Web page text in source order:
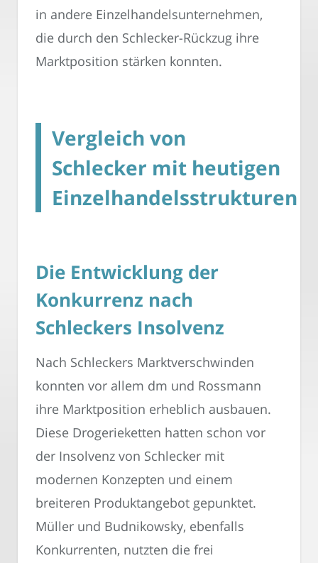
in andere Einzelhandelsunternehmen,
die durch den Schlecker-Rückzug ihre
Marktposition stärken konnten.
Vergleich von
Schlecker mit heutigen
Einzelhandelsstrukturen
Die Entwicklung der
Konkurrenz nach
Schleckers Insolvenz
Nach Schleckers Marktverschwinden
konnten vor allem dm und Rossmann
ihre Marktposition erheblich ausbauen.
Diese Drogerieketten hatten schon vor
der Insolvenz von Schlecker mit
modernen Konzepten und einem
breiteren Produktangebot gepunktet.
Müller und Budnikowsky, ebenfalls
Konkurrenten, nutzten die frei